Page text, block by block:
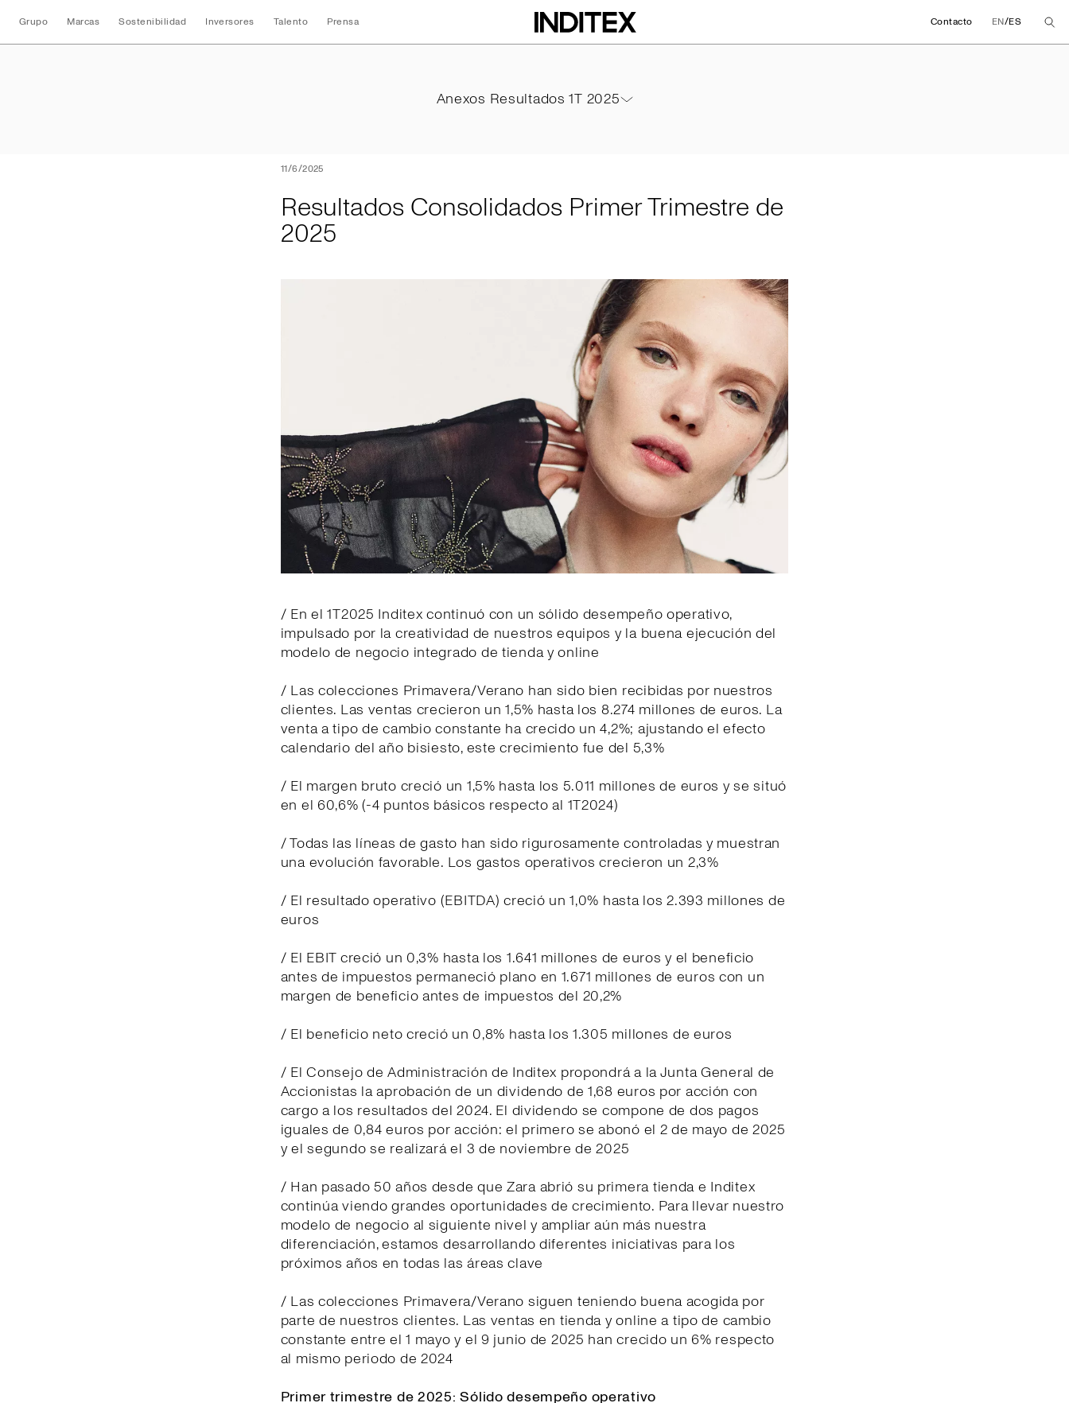
Grupo Marcas Sostenibilidad Inversores Talento Prensa Contacto EN/ES
11/6/2025
Resultados Consolidados Primer Trimestre de
2025
/ En el 1T2025 Inditex continuó con un sólido desempeño operativo,
impulsado por la creatividad de nuestros equipos y la buena ejecución del
modelo de negocio integrado de tienda y online
/ Las colecciones Primavera/Verano han sido bien recibidas por nuestros
clientes. Las ventas crecieron un 1,5% hasta los 8.274 millones de euros. La
venta a tipo de cambio constante ha crecido un 4,2%; ajustando el efecto
calendario del año bisiesto, este crecimiento fue del 5,3%
/ El margen bruto creció un 1,5% hasta los 5.011 millones de euros y se situó
en el 60,6% (-4 puntos básicos respecto al 1T2024)
/ Todas las líneas de gasto han sido rigurosamente controladas y muestran
una evolución favorable. Los gastos operativos crecieron un 2,3%
/ El resultado operativo (EBITDA) creció un 1,0% hasta los 2.393 millones de
euros
/ El EBIT creció un 0,3% hasta los 1.641 millones de euros y el beneficio
antes de impuestos permaneció plano en 1.671 millones de euros con un
margen de beneficio antes de impuestos del 20,2%
/ El beneficio neto creció un 0,8% hasta los 1.305 millones de euros
/ El Consejo de Administración de Inditex propondrá a la Junta General de
Accionistas la aprobación de un dividendo de 1,68 euros por acción con
cargo a los resultados del 2024. El dividendo se compone de dos pagos
iguales de 0,84 euros por acción: el primero se abonó el 2 de mayo de 2025
y el segundo se realizará el 3 de noviembre de 2025
/ Han pasado 50 años desde que Zara abrió su primera tienda e Inditex
continúa viendo grandes oportunidades de crecimiento. Para llevar nuestro
modelo de negocio al siguiente nivel y ampliar aún más nuestra
diferenciación, estamos desarrollando diferentes iniciativas para los
próximos años en todas las áreas clave
/ Las colecciones Primavera/Verano siguen teniendo buena acogida por
parte de nuestros clientes. Las ventas en tienda y online a tipo de cambio
constante entre el 1 mayo y el 9 junio de 2025 han crecido un 6% respecto
al mismo periodo de 2024
Primer trimestre de 2025: Sólido desempeño operativo
Anexos Resultados 1T 2025